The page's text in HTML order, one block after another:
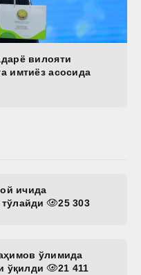
вилояти
имтиёз асосида
ичида
тўлайди
25 303
ўлимида
ўқилди
21 411